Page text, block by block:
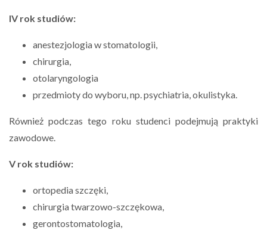
IV rok studiów:
anestezjologia w stomatologii,
chirurgia,
otolaryngologia
przedmioty do wyboru, np. psychiatria, okulistyka.
Również podczas tego roku studenci podejmują praktyki
zawodowe.
V rok studiów:
ortopedia szczęki,
chirurgia twarzowo-szczękowa,
gerontostomatologia,